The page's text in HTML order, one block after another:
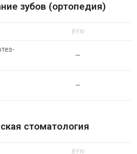
зубов (ортопедия)
BYN
—
—
стоматология
BYN